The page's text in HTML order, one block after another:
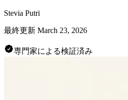
Stevia Putri
最終更新 March 23, 2026
専門家による検証済み